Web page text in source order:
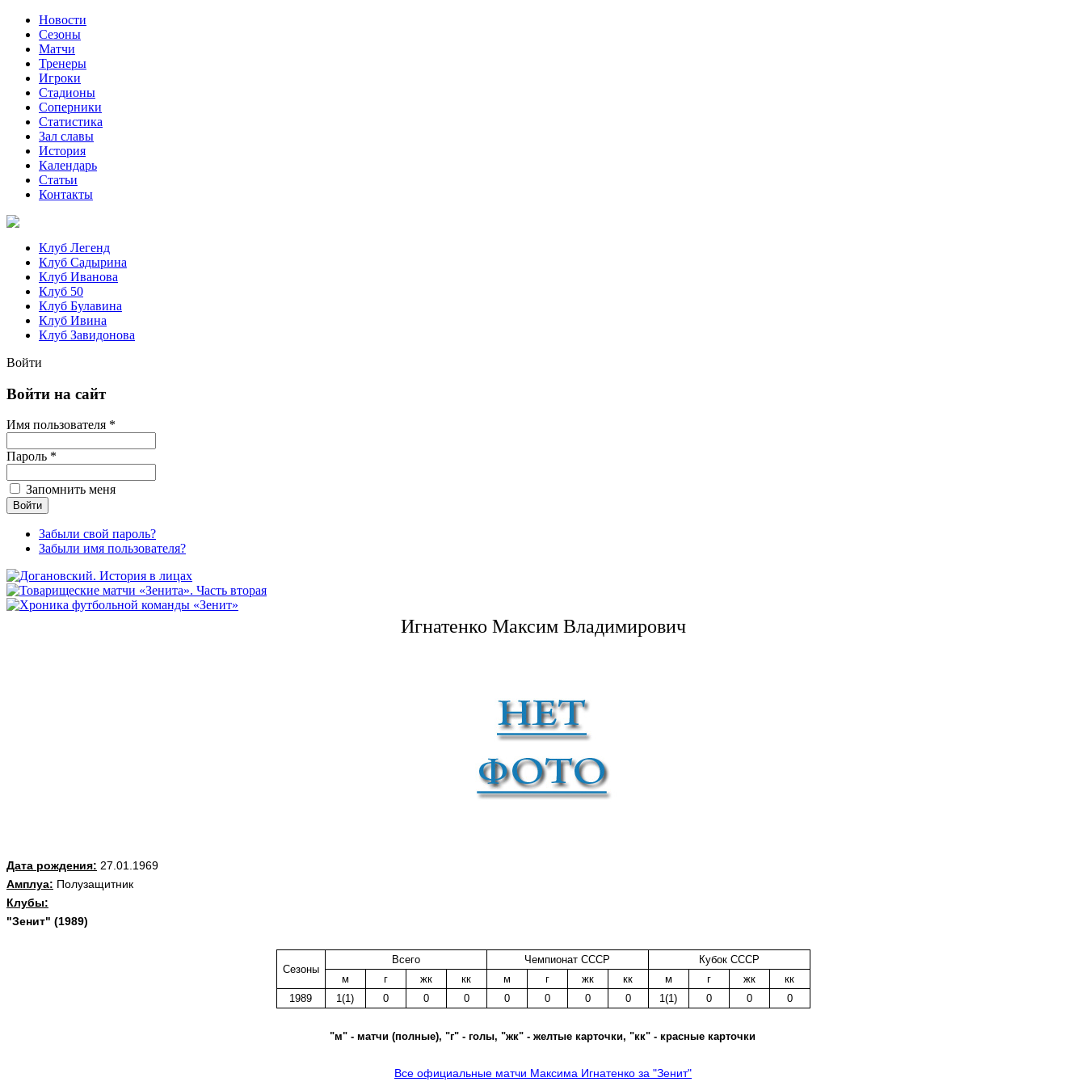
Новости
Сезоны
Матчи
Тренеры
Игроки
Стадионы
Соперники
Статистика
Зал славы
История
Календарь
Статьи
Контакты
Клуб Легенд
Клуб Садырина
Клуб Иванова
Клуб 50
Клуб Булавина
Клуб Ивина
Клуб Завидонова
Войти
Войти на сайт
Имя пользователя *
Пароль *
Запомнить меня
Забыли свой пароль?
Забыли имя пользователя?
Игнатенко Максим Владимирович
Дата рождения: 27.01.1969
Амплуа: Полузащитник
Клубы:
"Зенит" (1989)
Сезоны
Всего Чемпионат СССР
Кубок СССР
м
г жк кк м г жк кк м г жк
кк
1989
1(1) 0 0 0 0 0 0 0 1(1) 0 0 0
"м" - матчи (полные), "г" - голы, "жк" - желтые карточки, "кк" - красные карточки
Все официальные матчи Максима Игнатенко за "Зенит"